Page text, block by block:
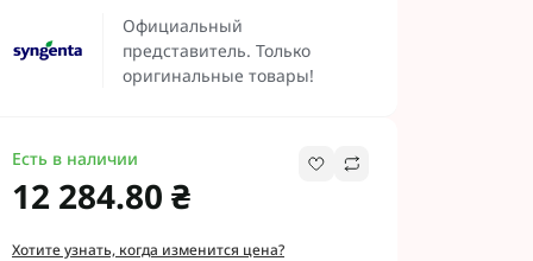
АХТ
Пест ЮА
Официальный
представитель. Только
оригинальные товары!
Есть в наличии
12 284.80 ₴
Хотите узнать, когда изменится цена?